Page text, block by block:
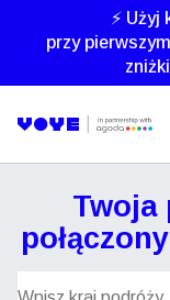
⚡
przy
Twoja